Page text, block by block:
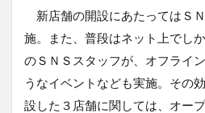
新店舗の開設にあたってはＳ
施。また、普段はネット上でし
のＳＮＳスタッフが、オフライ
うなイベントなども実施。その
設した３店舗に関しては、オー